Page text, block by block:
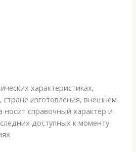
характеристиках,
стране изготовления, внешнем
носит справочный характер и
доступных к моменту